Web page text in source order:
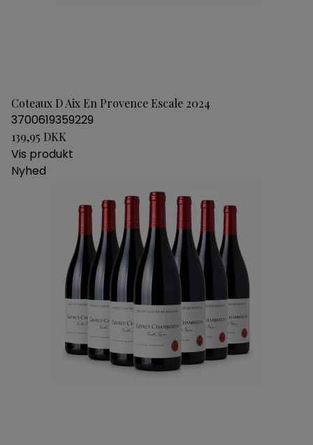
Coteaux D Aix En Provence Escale 2024
3700619359229
139,95 DKK
Vis produkt
Nyhed